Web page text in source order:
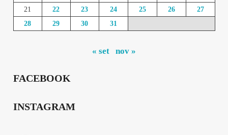
21
22 23 24 25 26
27
28
29 30 31
« set nov »
FACEBOOK
INSTAGRAM